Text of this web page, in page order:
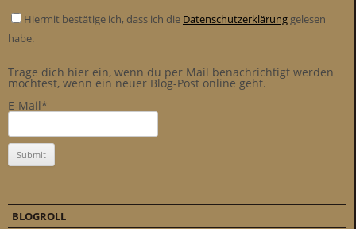
Hiermit bestätige ich, dass ich die Datenschutzerklärung gelesen
habe.
Trage dich hier ein, wenn du per Mail benachrichtigt werden
möchtest, wenn ein neuer Blog-Post online geht.
E-Mail*
BLOGROLL